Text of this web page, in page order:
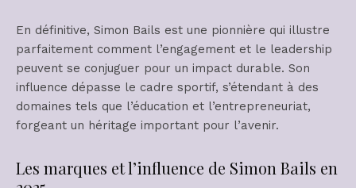
En définitive, Simon Bails est une pionnière qui illustre
parfaitement comment l’engagement et le leadership
peuvent se conjuguer pour un impact durable. Son
influence dépasse le cadre sportif, s’étendant à des
domaines tels que l’éducation et l’entrepreneuriat,
forgeant un héritage important pour l’avenir.
Les marques et l’influence de Simon Bails en